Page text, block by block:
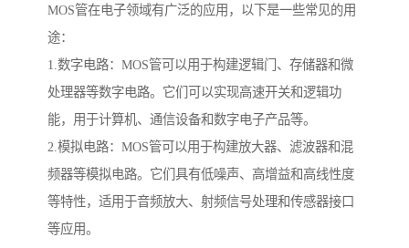
MOS管在电子领域有广泛的应用，以下是一些常见的用
途：
1.数字电路：MOS管可以用于构建逻辑门、存储器和微
处理器等数字电路。它们可以实现高速开关和逻辑功
能，用于计算机、通信设备和数字电子产品等。
2.模拟电路：MOS管可以用于构建放大器、滤波器和混
频器等模拟电路。它们具有低噪声、高增益和高线性度
等特性，适用于音频放大、射频信号处理和传感器接口
等应用。